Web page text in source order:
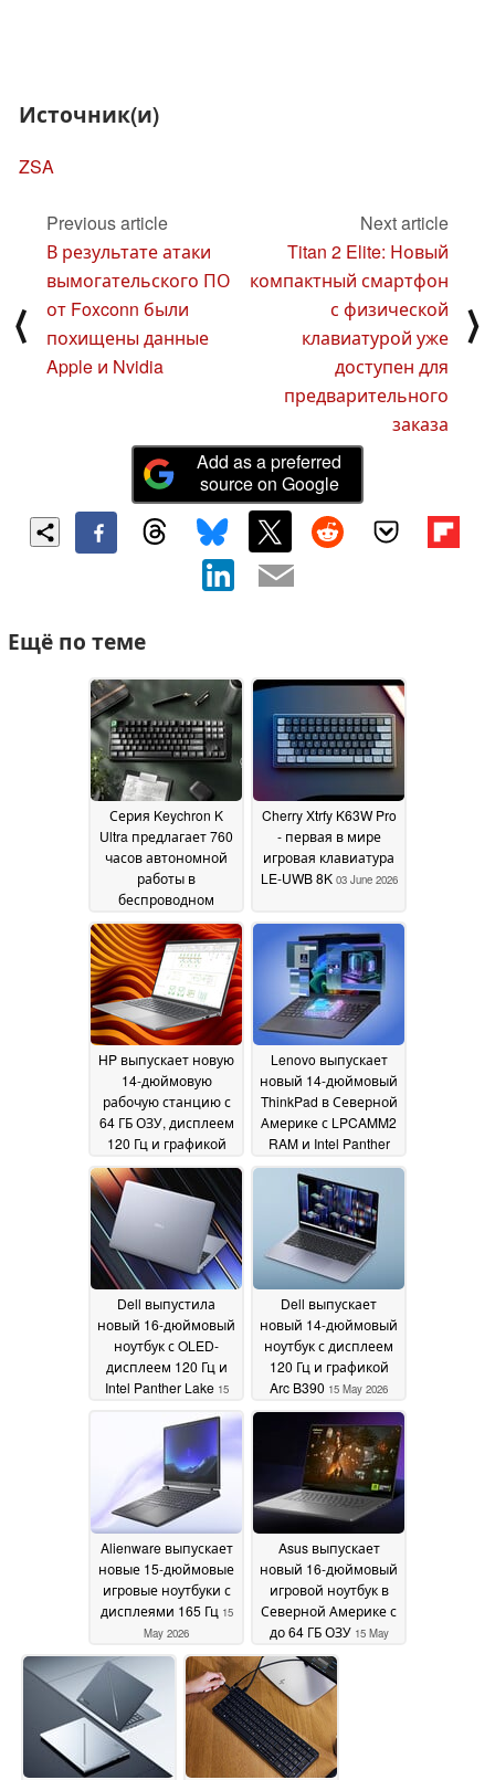
Источник(и)
ZSA
⟨
Previous article
В результате атаки
вымогательского ПО
от Foxconn были
похищены данные
Apple и Nvidia
Next article
Titan 2 Elite: Новый
компактный смартфон
с физической
клавиатурой уже
доступен для
предварительного
заказа
⟩
Add as a preferred
source on Google
Ещё по теме
Серия Keychron K
Ultra предлагает 760
часов автономной
работы в
беспроводном
режиме для более
доступных
механических
клавиатур12 June 2026
Cherry Xtrfy K63W Pro
- первая в мире
игровая клавиатура
LE-UWB 8K 03 June 2026
HP выпускает новую
14-дюймовую
рабочую станцию с
64 ГБ ОЗУ, дисплеем
120 Гц и графикой
Nvidia02 June 2026
Lenovo выпускает
новый 14-дюймовый
ThinkPad в Северной
Америке с LPCAMM2
RAM и Intel Panther
Lake15 May 2026
Dell выпустила
новый 16-дюймовый
ноутбук с OLED-
дисплеем 120 Гц и
Intel Panther Lake 15
Dell выпускает
новый 14-дюймовый
ноутбук с дисплеем
120 Гц и графикой
Arc B390 15 May 2026
Alienware выпускает
новые 15-дюймовые
игровые ноутбуки с
дисплеями 165 Гц 15
May 2026
Asus выпускает
новый 16-дюймовый
игровой ноутбук в
Северной Америке с
до 64 ГБ ОЗУ 15 May
2026